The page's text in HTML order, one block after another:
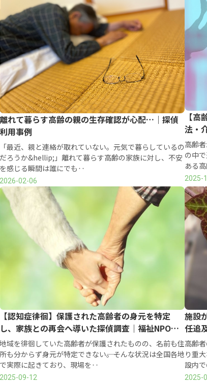
離れて暮らす高齢の親の生存確認が心配…｜探偵
利用事例
「最近、親と連絡が取れていない。元気で暮らしているの
だろうか&hellip;」離れて暮らす高齢の家族に対し、不安
を感じる瞬間は誰にでも‥
2026-02-06
【
法・
高齢
の中
ある
2025-
【認知症徘徊】保護された高齢者の身元を特定
し、家族との再会へ導いた探偵調査｜福祉NPO団
体による相談事例
地域を徘徊していた高齢者が保護されたものの、名前も住
所も分からず身元が特定できない――。そんな状況は全国各地
で実際に起きており、現場を‥
2025-09-12
施設
任追
高齢
り重
設内
2025-